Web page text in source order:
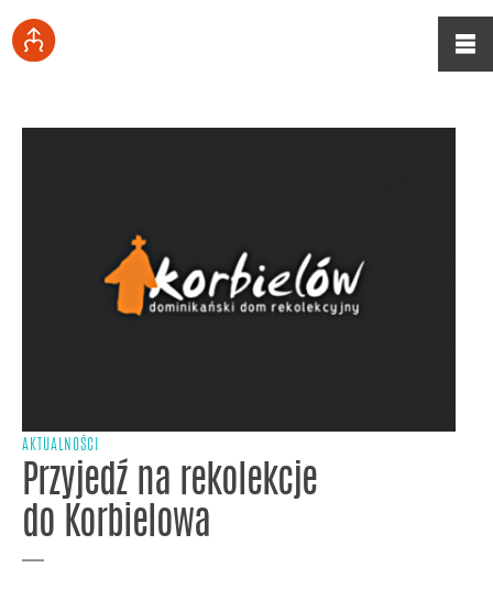
AKTUALNOŚCI
Przyjedź na rekolekcje
do Korbielowa